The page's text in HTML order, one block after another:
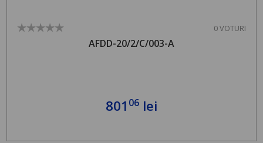
0 VOTURI
AFDD-20/2/C/003-A
801 06 lei